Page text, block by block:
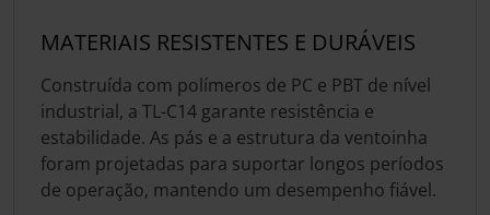
MATERIAIS RESISTENTES E DURÁVEIS
Construída com polímeros de PC e PBT de nível
industrial, a TL-C14 garante resistência e
estabilidade. As pás e a estrutura da ventoinha
foram projetadas para suportar longos períodos
de operação, mantendo um desempenho fiável.